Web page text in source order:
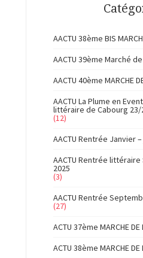
AACTU 38ème BIS
AACTU 39ème Marché
AACTU 40ème MARCHE
AACTU La Plume en
littéraire de Cabourg
(12)
AACTU Rentrée Janvier
AACTU Rentrée
2025
(3)
AACTU Rentrée
(27)
ACTU 37ème MARCHE DE
ACTU 38ème MARCHE DE